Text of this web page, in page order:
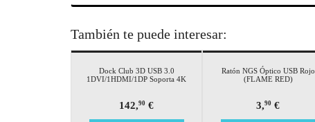
También te puede interesar:
Dock Club 3D USB 3.0
1DVI/1HDMI/1DP Soporta 4K
142,90 €
Ratón NGS Óptico USB Rojo
(FLAME RED)
3,90 €